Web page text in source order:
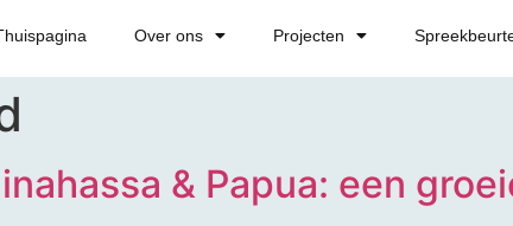
Over ons Projecten
& Papua: een